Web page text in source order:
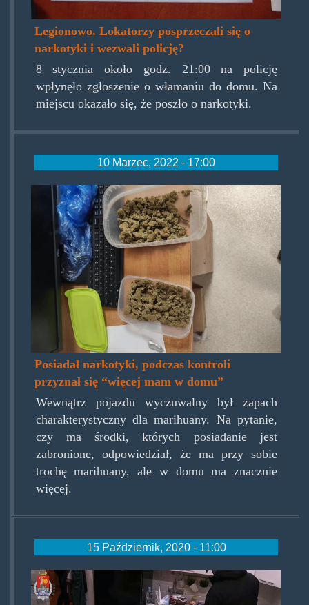
Legionowo. Lokatorzy posprzeczali się o
narkotyki i wezwali policję?
8 stycznia około godz. 21:00 na policję
wpłynęło zgłoszenie o włamaniu do domu. Na
miejscu okazało się, że poszło o narkotyki.
10 Marzec, 2022 - 17:00
wdomumialwiecej.jpg
Posiadał narkotyki, podczas kontroli
przyznał się “więcej mam w domu”
Wewnątrz pojazdu wyczuwalny był zapach
charakterystyczny dla marihuany. Na pytanie,
czy ma środki, których posiadanie jest
zabronione, odpowiedział, że ma przy sobie
trochę marihuany, ale w domu ma znacznie
więcej.
15 Październik, 2020 - 11:00
lobuzy.jpg